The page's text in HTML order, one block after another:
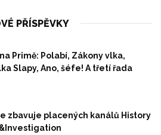
PŘÍSPĚVKY
Primě: Polabí, Zákony vlka,
Slapy, Ano, šéfe! A třetí řada
zbavuje placených kanálů History